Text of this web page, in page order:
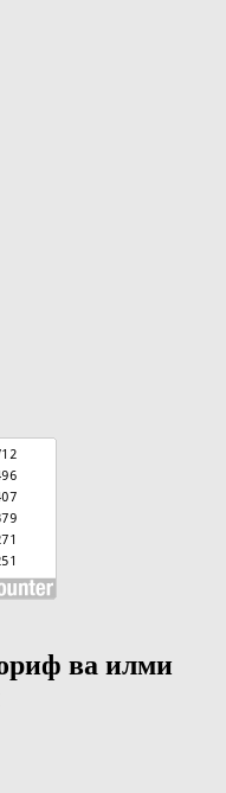
ва илми